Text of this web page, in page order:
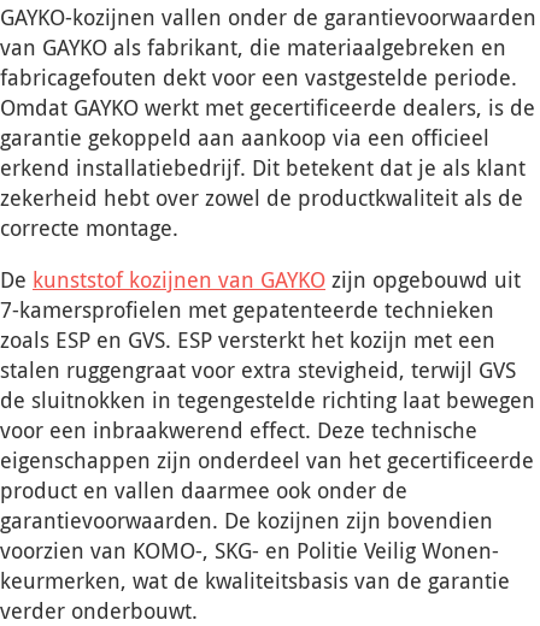
GAYKO-kozijnen vallen onder de garantievoorwaarden
van GAYKO als fabrikant, die materiaalgebreken en
fabricagefouten dekt voor een vastgestelde periode.
Omdat GAYKO werkt met gecertificeerde dealers, is de
garantie gekoppeld aan aankoop via een officieel
erkend installatiebedrijf. Dit betekent dat je als klant
zekerheid hebt over zowel de productkwaliteit als de
correcte montage.
De kunststof kozijnen van GAYKO zijn opgebouwd uit
7-kamersprofielen met gepatenteerde technieken
zoals ESP en GVS. ESP versterkt het kozijn met een
stalen ruggengraat voor extra stevigheid, terwijl GVS
de sluitnokken in tegengestelde richting laat bewegen
voor een inbraakwerend effect. Deze technische
eigenschappen zijn onderdeel van het gecertificeerde
product en vallen daarmee ook onder de
garantievoorwaarden. De kozijnen zijn bovendien
voorzien van KOMO-, SKG- en Politie Veilig Wonen-
keurmerken, wat de kwaliteitsbasis van de garantie
verder onderbouwt.